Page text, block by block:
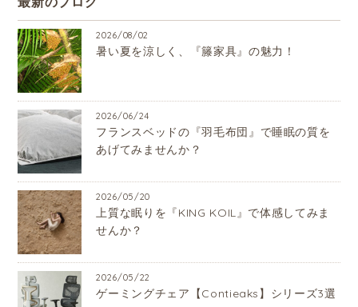
2026/08/02
暑い夏を涼しく、『籐家具』の魅力！
2026/06/24
フランスベッドの『羽毛布団』で睡眠の質を
あげてみませんか？
2026/05/20
上質な眠りを『KING KOIL』で体感してみま
せんか？
2026/05/22
ゲーミングチェア【Contieaks】シリーズ3選